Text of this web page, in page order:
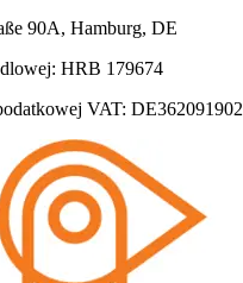
90A, Hamburg, DE
HRB 179674
VAT: DE362091902